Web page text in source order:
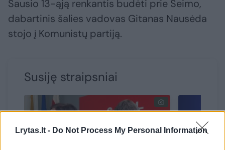
Lrytas.lt - Do Not Process My Personal Information
Sausio 13-ąją renkantis budėti prie Seimo,
dabartinis šalies vadovas Gitanas Nausėda
stojo į Komunistų partiją.
Susiję straipsniai